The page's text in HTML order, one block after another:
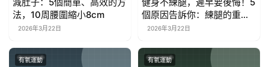
法，10周腰圍縮小8cm
2026年3月22日
個原因告訴你：練腿的重要
性2026年3月22日
有氧運動 有氧運動